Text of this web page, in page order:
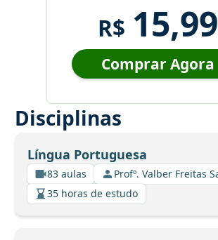
R$ 15,99
Comprar Agora
Disciplinas
Língua Portuguesa
83 aulas
Profº. Valber Freitas
35 horas de estudo